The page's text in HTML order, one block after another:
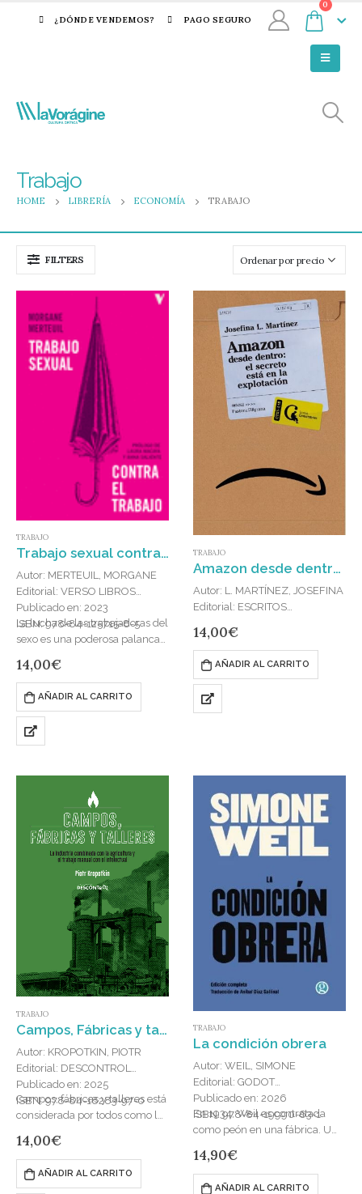
¿DÓNDE VENDEMOS? PAGO SEGURO
0
Trabajo
HOME LIBRERÍA ECONOMÍA TRABAJO
FILTERS
TRABAJO
Trabajo sexual contra el trabajo
Autor: MERTEUIL, MORGANE
Editorial: VERSO LIBROS
Publicado en: 2023
ISBN: 978-84-125715-8-5
La lucha de las trabajadoras del
sexo es una poderosa palanca
conjunto.Para algunos,
reconocer el trabajo sexual…
14,00€
AÑADIR AL CARRITO
TRABAJO
Amazon desde dentro: el secreto está en la explotación
Autor: L. MARTÍNEZ, JOSEFINA
Editorial: ESCRITOS
Publicado en: 2024
ISBN: 978-84-127996-3-7
Este libro recoge las voces en
primera persona de quienes
están enfrentando los retos de
14,00€
AÑADIR AL CARRITO
TRABAJO
Campos, Fábricas y talleres : La indústria combinada con la agricultura y el trabajo manual con el intelectual
Autor: KROPOTKIN, PIOTR
Editorial: DESCONTROL
Publicado en: 2025
ISBN: 978-84-18283-97-0
Campos, fábricas y talleres está
considerada por todos como la
mayor cuantía que escribió su
autor, el «príncipe anarquista»,
14,00€
AÑADIR AL CARRITO
TRABAJO
La condición obrera
Autor: WEIL, SIMONE
Editorial: GODOT
Publicado en: 2026
ISBN: 978-84-19990-63-1
En 1934, Weil es contratada
como peón en una fábrica. Una
vida del obrero, compartir sus
penas, sentir su…
14,90€
AÑADIR AL CARRITO